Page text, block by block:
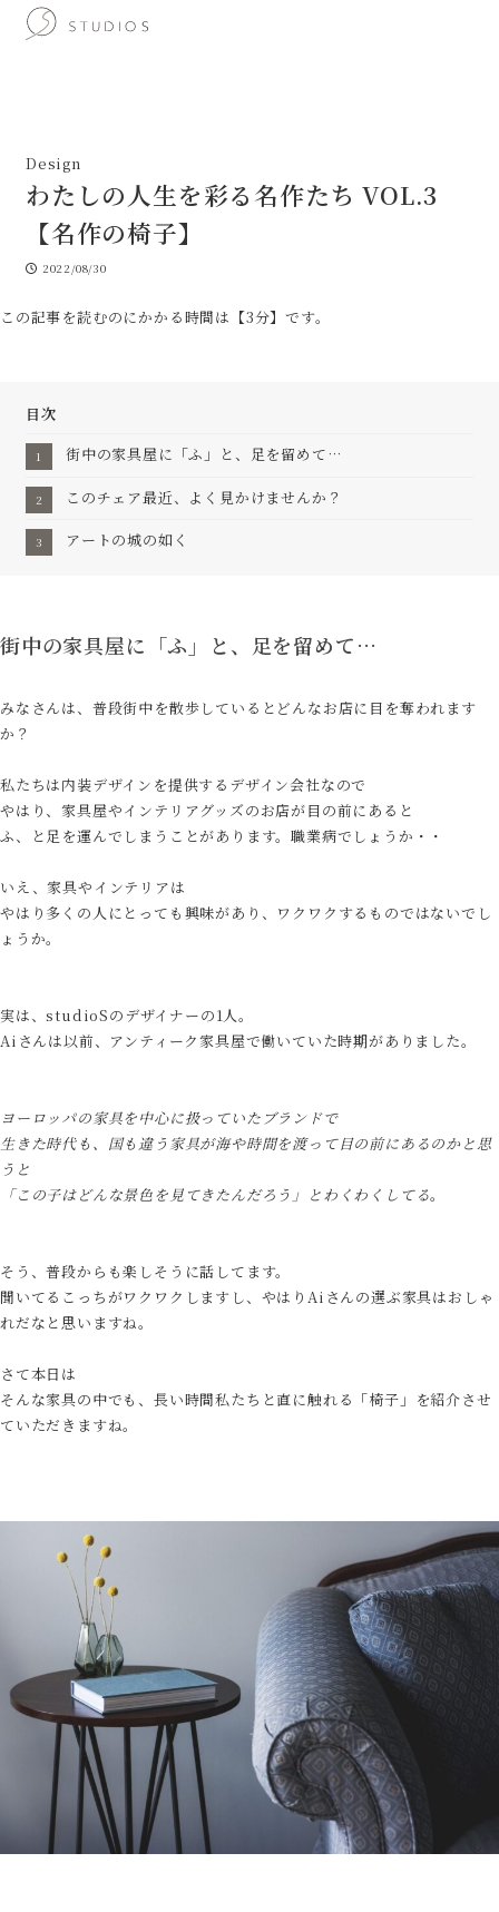
Design
わたしの人生を彩る名作たち VOL.3
【名作の椅子】
投稿日
2022/08/30
この記事を読むのにかかる時間は【3分】です。
目次
街中の家具屋に「ふ」と、足を留めて…
このチェア最近、よく見かけませんか？
アートの城の如く
街中の家具屋に「ふ」と、足を留めて…
みなさんは、普段街中を散歩しているとどんなお店に目を奪われます
か？
私たちは内装デザインを提供するデザイン会社なので
やはり、家具屋やインテリアグッズのお店が目の前にあると
ふ、と足を運んでしまうことがあります。職業病でしょうか・・
いえ、家具やインテリアは
やはり多くの人にとっても興味があり、ワクワクするものではないでし
ょうか。
実は、studioSのデザイナーの1人。
Aiさんは以前、アンティーク家具屋で働いていた時期がありました。
ヨーロッパの家具を中心に扱っていたブランドで
生きた時代も、国も違う家具が海や時間を渡って目の前にあるのかと思
うと
「この子はどんな景色を見てきたんだろう」とわくわくしてる。
そう、普段からも楽しそうに話してます。
聞いてるこっちがワクワクしますし、やはりAiさんの選ぶ家具はおしゃ
れだなと思いますね。
さて本日は
そんな家具の中でも、長い時間私たちと直に触れる「椅子」を紹介させ
ていただきますね。